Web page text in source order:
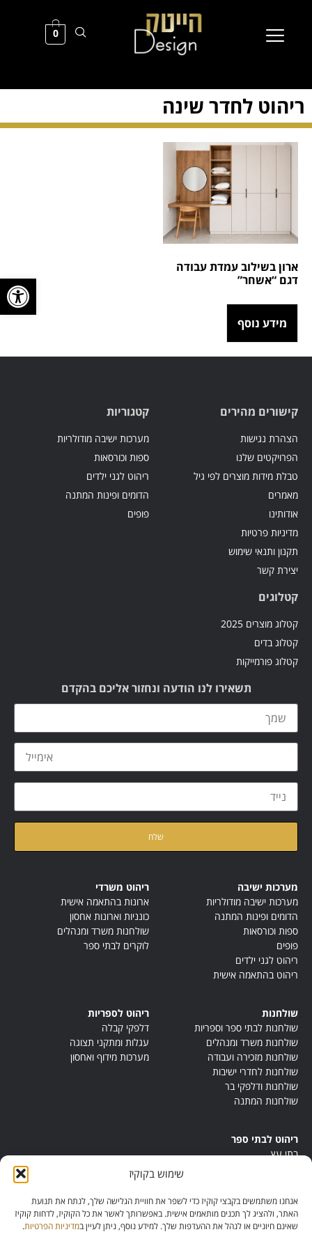
פתח
שימוש בקוקיז
אנחנו משתמשים בקבצי קוקיז כדי לשפר את חוויית הגלישה שלך, לנתח את תנועת
האתר, ולהציג לך תכנים מותאמים אישית. באפשרותך לאשר את כל הקוקיז, לדחות קוקיז
שאינם חיוניים או לנהל את ההעדפות שלך. למידע נוסף, ניתן לעיין במדיניות הפרטיות.
0
ריהוט לחדר שינה
ארון בשילוב עמדת עבודה
דגם “אשחר”
מידע נוסף
קישורים מהירים
הצהרת נגישות
הפרויקטים שלנו
טבלת מידות מוצרים לפי גיל
מאמרים
אודותינו
מדיניות פרטיות
תקנון ותנאי שימוש
יצירת קשר
קטגוריות
מערכות ישיבה מודולריות
ספות וכורסאות
ריהוט לגני ילדים
הדומים ופינות המתנה
פופים
קטלוגים
קטלוג מוצרים 2025
קטלוג בדים
קטלוג פורמייקות
תשאירו לנו הודעה ונחזור אליכם בהקדם
מערכות ישיבה
מערכות ישיבה מודולריות
הדומים ופינות המתנה
ספות וכורסאות
פופים
ריהוט לגני ילדים
ריהוט בהתאמה אישית
ריהוט משרדי
ארונות בהתאמה אישית
כונניות וארונות אחסון
שולחנות משרד ומנהלים
לוקרים לבתי ספר
שולחנות
שולחנות לבתי ספר וספריות
שולחנות משרד ומנהלים
שולחנות מזכירה ועבודה
שולחנות לחדרי ישיבות
שולחנות ודלפקי בר
שולחנות המתנה
ריהוט לספריות
דלפקי קבלה
עגלות ומתקני תצוגה
מערכות מידוף ואחסון
ריהוט לבתי ספר
בתי עץ
ריהוט מונטסורי
ריהוט אנתרופוסופי